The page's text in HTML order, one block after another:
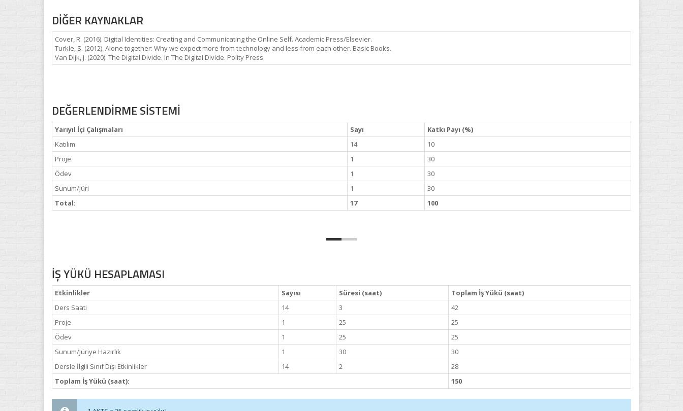
DİĞER KAYNAKLAR
Cover, R. (2016). Digital Identities: Creating and Communicating the Online Self. Academic Press/Elsevier.
Turkle, S. (2012). Alone together: Why we expect more from technology and less from each other. Basic Books.
Van Dijk, J. (2020). The Digital Divide. In The Digital Divide. Polity Press.
DEĞERLENDİRME SİSTEMİ
Yarıyıl İçi Çalışmaları Sayı
Katkı Payı (%)
Katılım
14
10
Proje
1
30
Ödev
1
30
Sunum/Jüri
1
30
Total:
17 100
İŞ YÜKÜ HESAPLAMASI
Etkinlikler Sayısı Süresi (saat)
Toplam İş Yükü (saat)
Ders Saati
14 3
42
Proje
1 25
25
Ödev
1 25
25
Sunum/Jüriye Hazırlık
1 30
30
Dersle İlgili Sınıf Dışı Etkinlikler
14 2
28
Toplam İş Yükü (saat):
150